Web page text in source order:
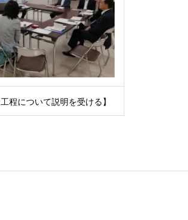
程について説明を受ける】